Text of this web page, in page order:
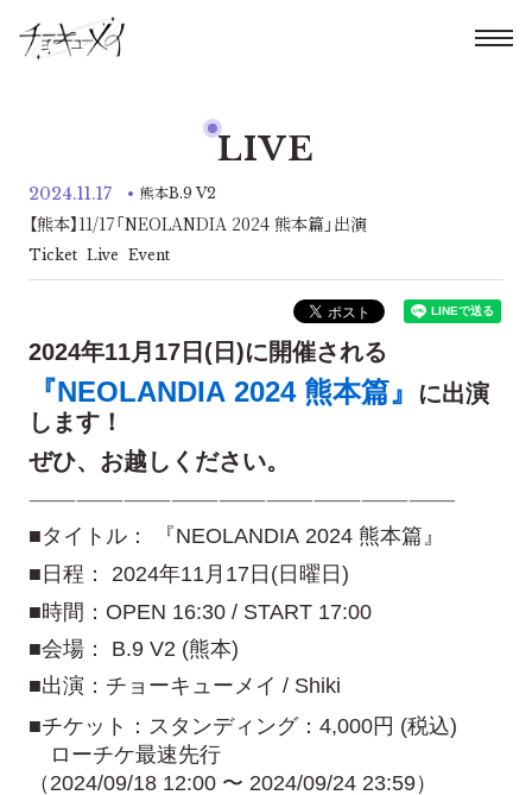
LIVE
2024.11.17 熊本B.9 V2
【熊本】11/17「NEOLANDIA 2024 熊本篇」出演
Ticket Live Event
2024年11月17日(日)に開催される
『NEOLANDIA 2024 熊本篇』
に出演
します！
ぜひ、お越しください。
———————————————————————————
■タイトル： 『NEOLANDIA 2024 熊本篇』
■日程： 2024年11月17日(日曜日)
■時間：OPEN 16:30 / START 17:00
■会場： B.9 V2 (熊本)
■出演：チョーキューメイ / Shiki
■チケット：スタンディング：4,000円 (税込)
ローチケ最速先行
（2024/09/18 12:00 〜 2024/09/24 23:59）